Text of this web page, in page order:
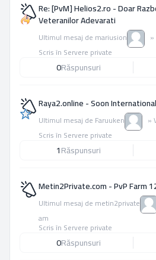
Re: [PvM] Helios2.ro - Doar
Veteranilor Adevarati
Ultimul mesaj de mariusion »
Scris în Servere private
0Răspunsuri
Raya2.online - Soon International
Ultimul mesaj de Faruuken »
Scris în Servere private
1Răspunsuri
Metin2Private.com - PvP Farm
Ultimul mesaj de metin2private
am
Scris în Servere private
0Răspunsuri